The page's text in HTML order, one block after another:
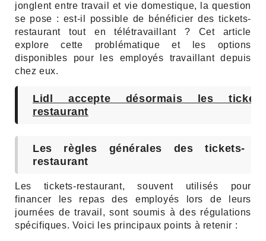
jonglent entre travail et vie domestique, la question
se pose : est-il possible de bénéficier des tickets-
restaurant tout en télétravaillant ? Cet article
explore cette problématique et les options
disponibles pour les employés travaillant depuis
chez eux.
Lidl accepte désormais les
restaurant
Les règles générales des tickets-
restaurant
Les tickets-restaurant, souvent utilisés pour
financer les repas des employés lors de leurs
journées de travail, sont soumis à des régulations
spécifiques. Voici les principaux points à retenir :